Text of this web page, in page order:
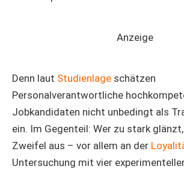
Anzeige
Denn laut Studienlage schätzen
Personalverantwortliche
Jobkandidaten nicht unbedingt als
ein. Im Gegenteil: Wer zu stark
Zweifel aus – vor allem an der
Untersuchung mit vier